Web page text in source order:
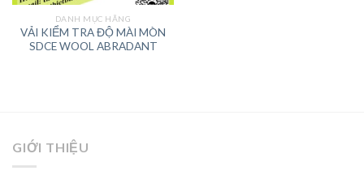
DANH MỤC HÃNG
VẢI KIỂM TRA ĐỘ MÀI MÒN
SDCE WOOL ABRADANT
GIỚI THIỆU